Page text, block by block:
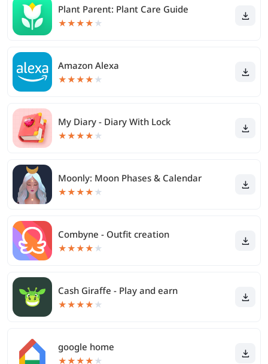
Plant Parent: Plant Care Guide
★★★★ ★
Amazon Alexa
★★★★ ★
My Diary - Diary With Lock
★★★★ ★
Moonly: Moon Phases & Calendar
★★★★ ★
Combyne - Outfit creation
★★★★ ★
Cash Giraffe - Play and earn
★★★★ ★
google home
★★★★ ★